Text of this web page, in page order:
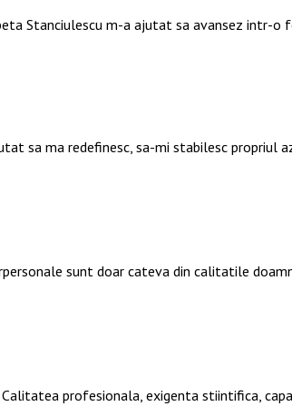
Stanciulescu m-a ajutat sa avansez intr-o
sa ma redefinesc, sa-mi stabilesc propriul
sunt doar cateva din calitatile
profesionala, exigenta stiintifica,